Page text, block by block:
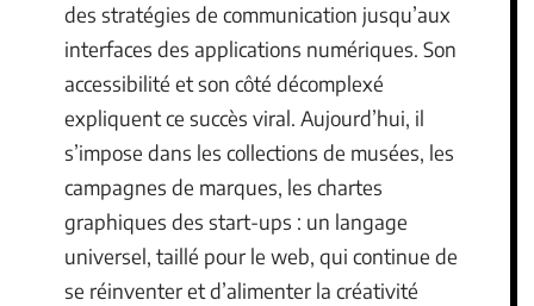
des stratégies de communication jusqu’aux
interfaces des applications numériques. Son
accessibilité et son côté décomplexé
expliquent ce succès viral. Aujourd’hui, il
s’impose dans les collections de musées, les
campagnes de marques, les chartes
graphiques des start-ups : un langage
universel, taillé pour le web, qui continue de
se réinventer et d’alimenter la créativité